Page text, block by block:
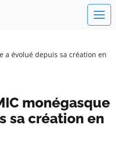
a évolué depuis sa création en
monégasque
sa création en